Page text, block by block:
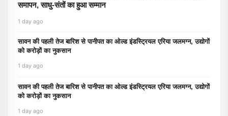
समापन, साधु-संतों का हुआ सम्मान
1 day ago
सावन की पहली तेज बारिश से पानीपत का ओल्ड इंडस्ट्रियल एरिया जलमग्न, उद्योगों
को करोड़ों का नुकसान
1 day ago
सावन की पहली तेज बारिश से पानीपत का ओल्ड इंडस्ट्रियल एरिया जलमग्न, उद्योगों
को करोड़ों का नुकसान
1 day ago